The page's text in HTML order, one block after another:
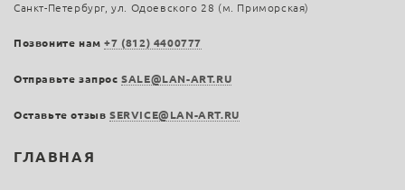
ГЛАВНАЯ
Санкт-Петербург, ул. Одоевского 28 (м. Приморская)
Позвоните нам+7 (812) 4400777
Отправьте запросSALE@LAN-ART.RU
Оставьте отзыв SERVICE@LAN-ART.RU